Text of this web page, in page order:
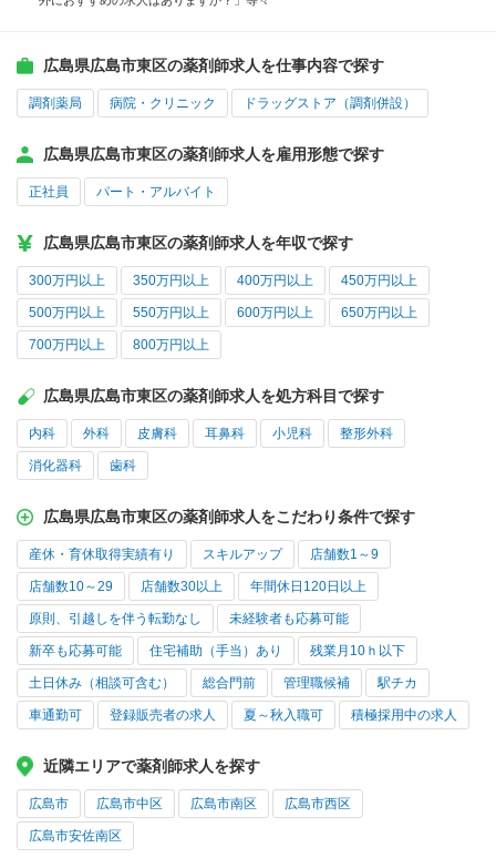
広島県広島市東区の薬剤師求人を仕事内容で探す
調剤薬局 病院・クリニック ドラッグストア（調剤併設）
広島県広島市東区の薬剤師求人を雇用形態で探す
正社員 パート・アルバイト
広島県広島市東区の薬剤師求人を年収で探す
300万円以上 350万円以上 400万円以上 450万円以上
500万円以上 550万円以上 600万円以上 650万円以上
700万円以上 800万円以上
広島県広島市東区の薬剤師求人を処方科目で探す
内科 外科 皮膚科 耳鼻科 小児科 整形外科
消化器科 歯科
広島県広島市東区の薬剤師求人をこだわり条件で探す
産休・育休取得実績有り スキルアップ 店舗数1～9
店舗数10～29 店舗数30以上 年間休日120日以上
原則、引越しを伴う転勤なし 未経験者も応募可能
新卒も応募可能 住宅補助（手当）あり 残業月10ｈ以下
土日休み（相談可含む） 総合門前 管理職候補 駅チカ
車通勤可 登録販売者の求人 夏～秋入職可 積極採用中の求人
近隣エリアで薬剤師求人を探す
広島市 広島市中区 広島市南区 広島市西区
広島市安佐南区